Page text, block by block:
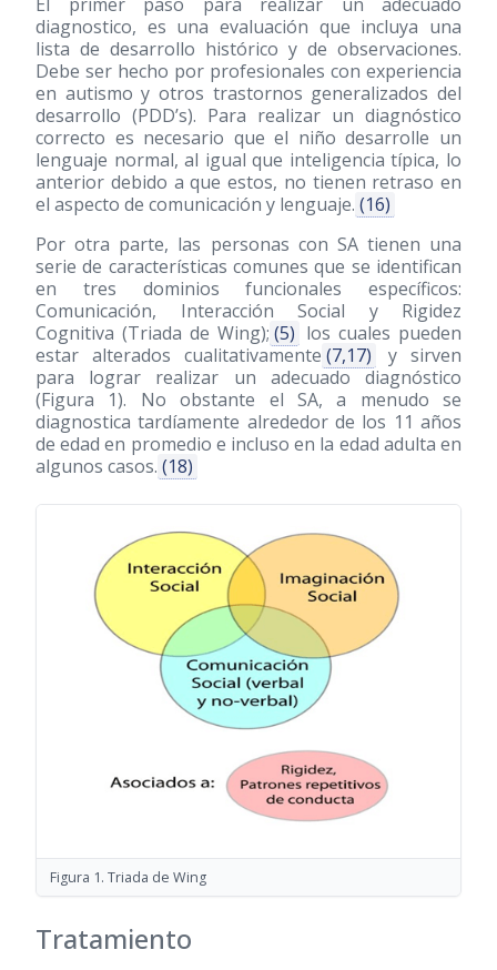
diagnostico, es una evaluación que incluya una
lista de desarrollo histórico y de observaciones.
Debe ser hecho por profesionales con experiencia
en autismo y otros trastornos generalizados del
desarrollo (PDD’s). Para realizar un diagnóstico
correcto es necesario que el niño desarrolle un
lenguaje normal, al igual que inteligencia típica, lo
anterior debido a que estos, no tienen retraso en
el aspecto de comunicación y lenguaje. (16)
Por otra parte, las personas con SA tienen una
serie de características comunes que se identifican
en tres dominios funcionales específicos:
Comunicación, Interacción Social y Rigidez
Cognitiva (Triada de Wing); (5) los cuales pueden
estar alterados cualitativamente (7,17)
y sirven
para lograr realizar un adecuado diagnóstico
(Figura 1). No obstante el SA, a menudo se
diagnostica tardíamente alrededor de los 11 años
de edad en promedio e incluso en la edad adulta en
algunos casos. (18)
Figura 1. Triada de Wing
Tratamiento